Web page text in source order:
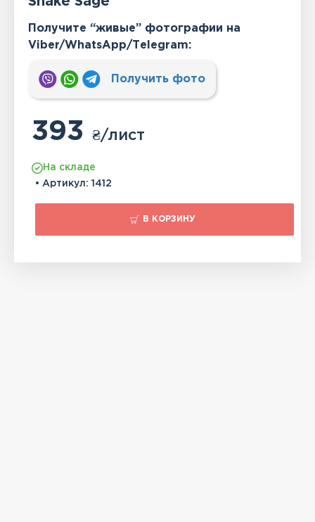
Получите “живые” фотографии на
Viber/WhatsApp/Тelegram:
Получить фото
393₴/лист
На складе
• Артикул: 1412
В КОРЗИНУ